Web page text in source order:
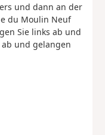
und dann an der
du Moulin Neuf
Sie links ab und
und gelangen